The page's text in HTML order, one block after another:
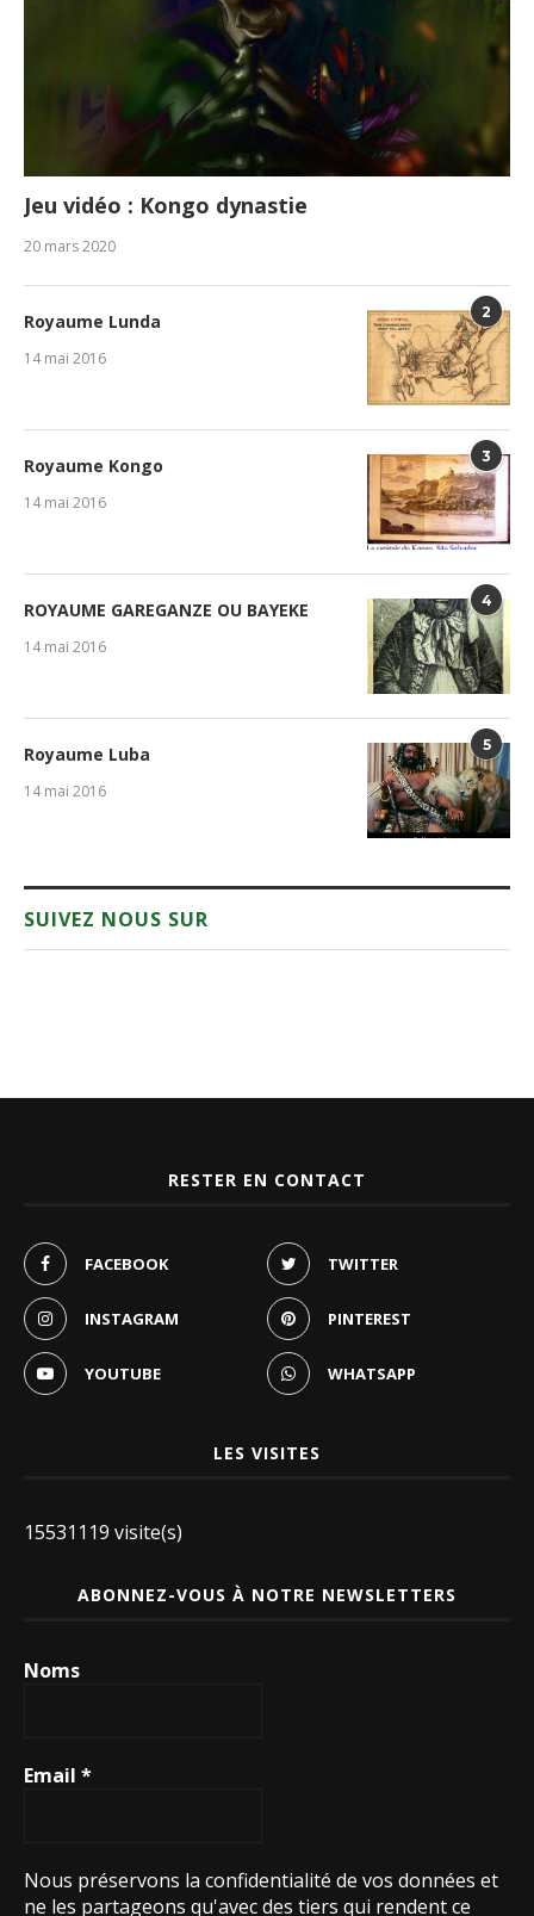
Jeu vidéo : Kongo dynastie
20 mars 2020
2
Royaume Lunda
14 mai 2016
3
Royaume Kongo
14 mai 2016
4
ROYAUME GAREGANZE OU BAYEKE
14 mai 2016
5
Royaume Luba
14 mai 2016
SUIVEZ NOUS SUR
RESTER EN CONTACT
FACEBOOK TWITTER
INSTAGRAM PINTEREST
YOUTUBE WHATSAPP
LES VISITES
15531119 visite(s)
ABONNEZ-VOUS À NOTRE NEWSLETTERS
Noms
Email *
Nous préservons la confidentialité de vos données et
ne les partageons qu'avec des tiers qui rendent ce